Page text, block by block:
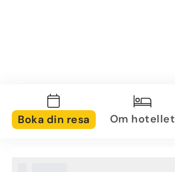
Boka din resa Om hotellet